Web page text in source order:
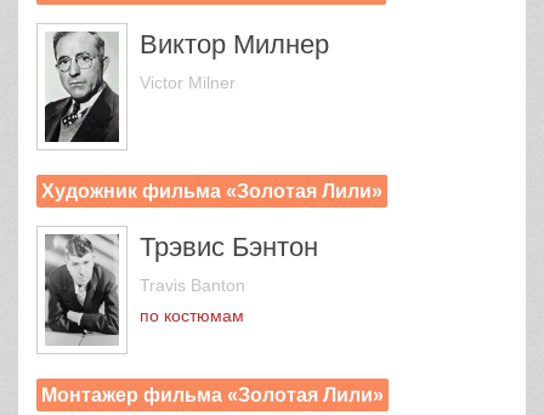
Виктор Милнер
Victor Milner
Художник фильма «Золотая Лили»
Трэвис Бэнтон
Travis Banton
по костюмам
Монтажер фильма «Золотая Лили»